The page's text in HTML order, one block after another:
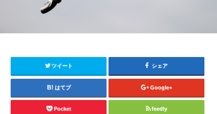
ツイート シェア
はてブ Google+
Pocket feedly